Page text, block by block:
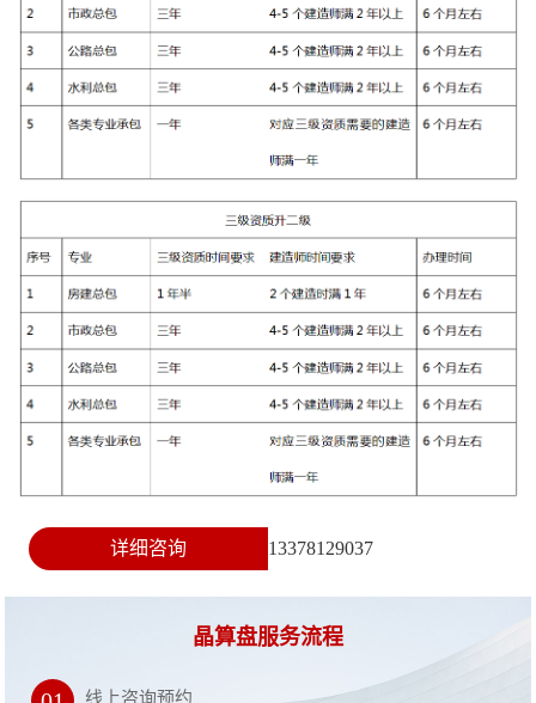
详细咨询 13378129037
晶算盘服务流程
线上咨询预约